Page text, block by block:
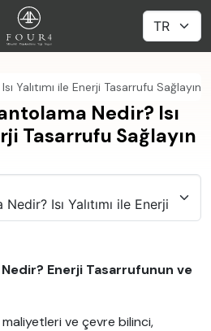
Yalıtımı ile Enerji Tasarrufu Sağlayın
Nedir? Isı
Tasarrufu Sağlayın
Enerji Tasarrufunun ve
ve çevre bilinci,